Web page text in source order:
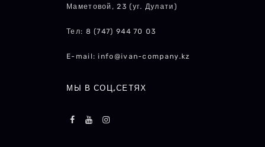
Маметовой, 23 (уг. Дулати)
Тел: 8 (747) 944 70 03
E-mail: info@ivan-company.kz
МЫ В СОЦ,СЕТЯХ